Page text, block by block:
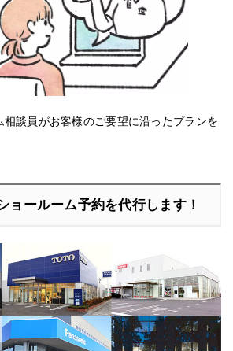
談員がお客様のご要望に沿ったプランを
ョールーム予約を代行します！